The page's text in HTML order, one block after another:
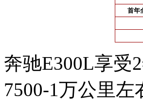
首年
奔驰E300L享受
7500-1万公里